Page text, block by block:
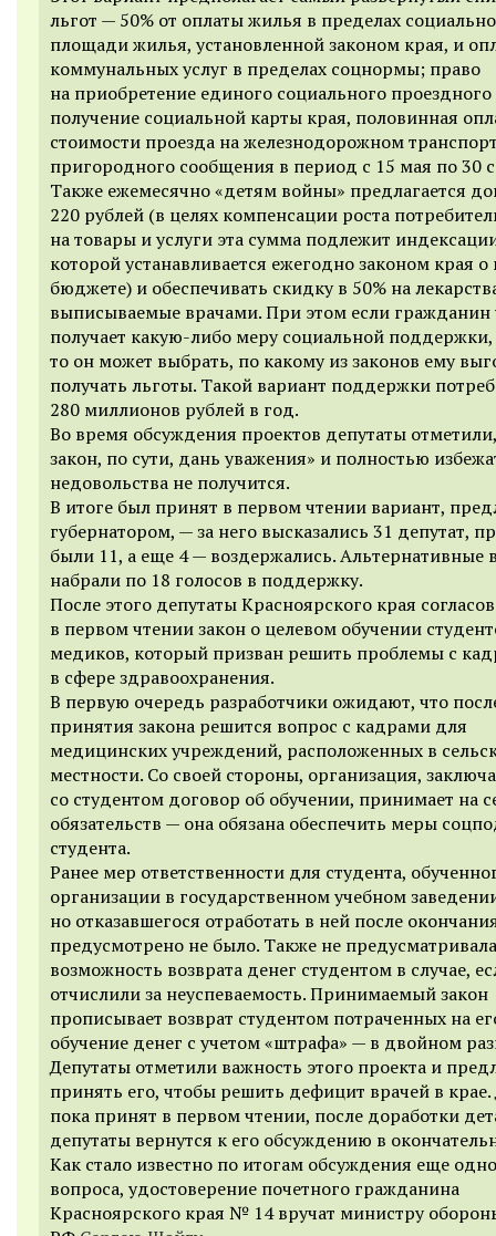
льгот — 50% от оплаты жилья в пределах
площади жилья, установленной законом края, и
коммунальных услуг в пределах соцнормы; право
на приобретение единого социального
получение социальной карты края, половинная
стоимости проезда на железнодорожном
пригородного сообщения в период с 15 мая по 30
Также ежемесячно «детям войны» предлагается
220 рублей (в целях компенсации роста
на товары и услуги эта сумма подлежит
которой устанавливается ежегодно законом края
бюджете) и обеспечивать скидку в 50% на
выписываемые врачами. При этом если гражданин
получает какую-либо меру социальной поддержки,
то он может выбрать, по какому из законов ему
получать льготы. Такой вариант поддержки
280 миллионов рублей в год.
Во время обсуждения проектов депутаты
закон, по сути, дань уважения» и полностью
недовольства не получится.
В итоге был принят в первом чтении вариант,
губернатором, — за него высказались 31 депутат,
были 11, а еще 4 — воздержались. Альтернативные
набрали по 18 голосов в поддержку.
После этого депутаты Красноярского края
в первом чтении закон о целевом обучении
медиков, который призван решить проблемы с
в сфере здравоохранения.
В первую очередь разработчики ожидают, что
принятия закона решится вопрос с кадрами для
медицинских учреждений, расположенных в
местности. Со своей стороны, организация,
со студентом договор об обучении, принимает на
обязательств — она обязана обеспечить меры
студента.
Ранее мер ответственности для студента,
организации в государственном учебном
но отказавшегося отработать в ней после
предусмотрено не было. Также не
возможность возврата денег студентом в случае,
отчислили за неуспеваемость. Принимаемый закон
прописывает возврат студентом потраченных на
обучение денег с учетом «штрафа» — в двойном
Депутаты отметили важность этого проекта и
принять его, чтобы решить дефицит врачей в
пока принят в первом чтении, после доработки
депутаты вернутся к его обсуждению в
Как стало известно по итогам обсуждения еще
вопроса, удостоверение почетного гражданина
Красноярского края № 14 вручат министру